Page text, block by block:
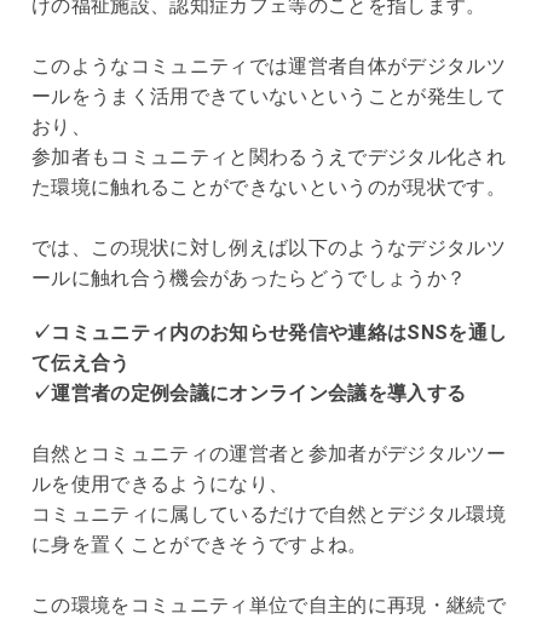
けの福祉施設、認知症カフェ等のことを指します。
このようなコミュニティでは運営者自体がデジタルツ
ールをうまく活用できていないということが発生して
おり、
参加者もコミュニティと関わるうえでデジタル化され
た環境に触れることができないというのが現状です。
では、この現状に対し例えば以下のようなデジタルツ
ールに触れ合う機会があったらどうでしょうか？
✓コミュニティ内のお知らせ発信や連絡はSNSを通し
て伝え合う
✓運営者の定例会議にオンライン会議を導入する
自然とコミュニティの運営者と参加者がデジタルツー
ルを使用できるようになり、
コミュニティに属しているだけで自然とデジタル環境
に身を置くことができそうですよね。
この環境をコミュニティ単位で自主的に再現・継続で